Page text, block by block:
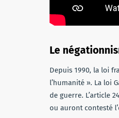
Le
Depuis 1990, la loi
l’humanité ». La loi
de guerre. L’article
ou auront contesté